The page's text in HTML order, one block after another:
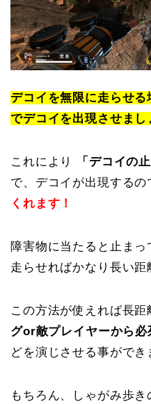
デコイを無限に走らせる
でデコイを出現させまし
これにより
「デコイの
で、デコイが出現するの
くれます！
障害物に当たると止ま
走らせればかなり長い距
この方法が使えれば長距
グor敵プレイヤーから必
どを演じさせる事ができ
もちろん、しゃがみ歩